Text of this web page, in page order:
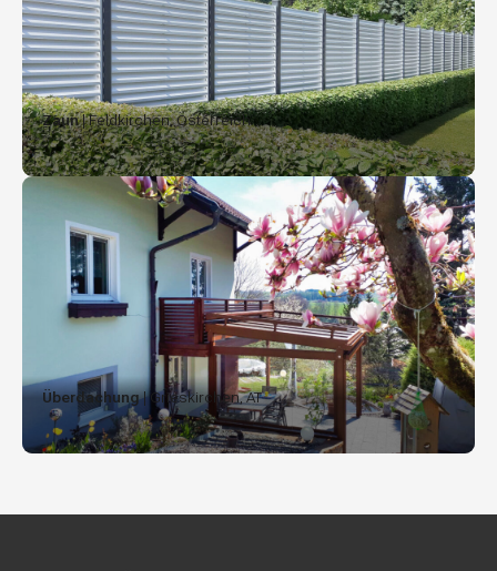
Zaun| Feldkirchen, Österreich
Überdachung| Grieskirchen, AT